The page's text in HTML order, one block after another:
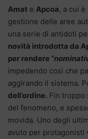
Amat e Apcoa, a cui
gestione delle aree
una serie di antidoti
novità introdotta da
per rendere “
impedendo così che
aggirando il sistema.
dell’ordine. Fin troppo
del fenomeno, e
movida. Uno degli
avuto per protagonisti